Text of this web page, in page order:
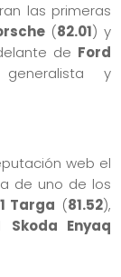
las primeras
(82.01) y
de Ford
y
web el
de uno de los
Targa (81.52),
Skoda Enyaq